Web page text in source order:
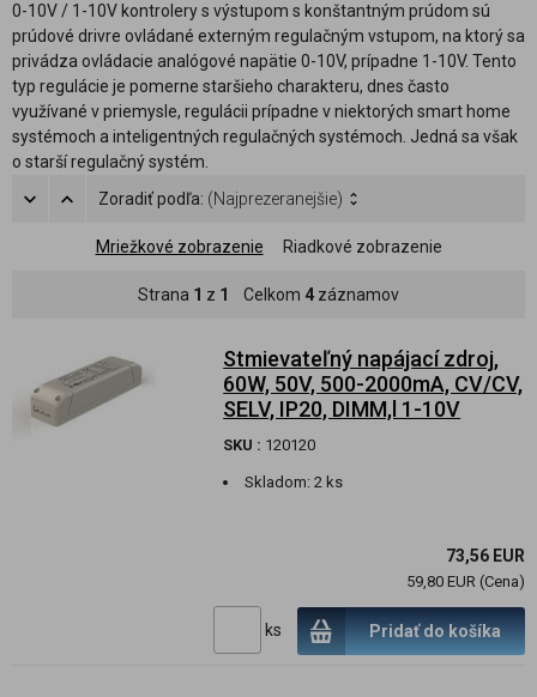
0-10V / 1-10V kontrolery s výstupom s konštantným prúdom sú
prúdové drivre ovládané externým regulačným vstupom, na ktorý sa
privádza ovládacie analógové napätie 0-10V, prípadne 1-10V. Tento
typ regulácie je pomerne staršieho charakteru, dnes často
využívané v priemysle, regulácii prípadne v niektorých smart home
systémoch a inteligentných regulačných systémoch. Jedná sa však
o starší regulačný systém.
Zoradiť podľa: (Najprezeranejšie)
Mriežkové zobrazenie Riadkové zobrazenie
Strana 1 z 1 Celkom 4 záznamov
Stmievateľný napájací zdroj,
60W, 50V, 500-2000mA, CV/CV,
SELV, IP20, DIMM,l 1-10V
SKU : 120120
Skladom:2 ks
73,56 EUR
59,80 EUR (Cena)
ks Pridať do košíka